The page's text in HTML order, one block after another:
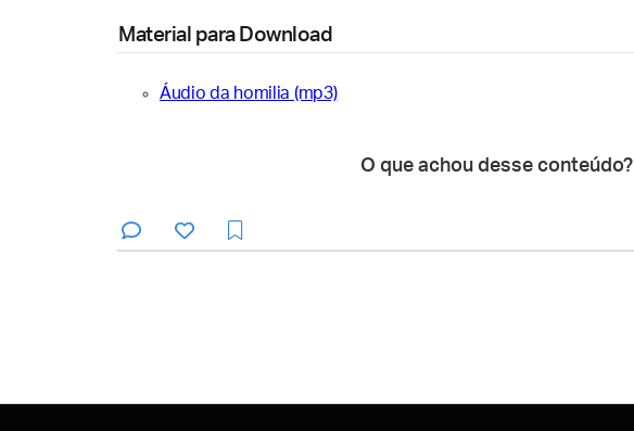
Material para Download
Áudio da homilia (mp3)
O que achou desse conteúdo?